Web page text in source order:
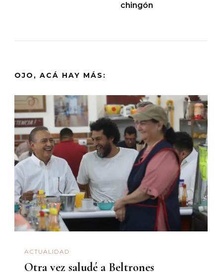
chingón
OJO, ACÁ HAY MÁS:
ACTUALIDAD
Otra vez saludé a Beltrones